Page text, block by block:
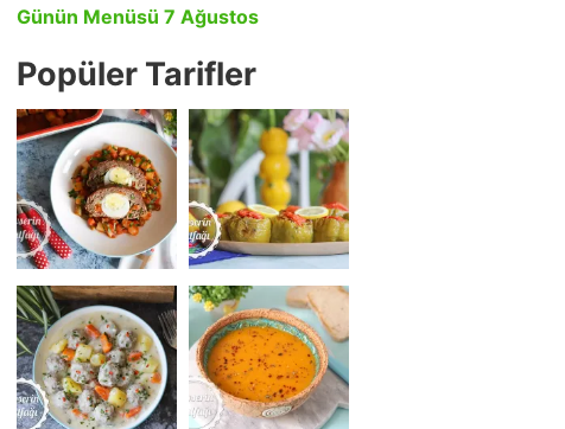
Günün Menüsü 7 Ağustos
Popüler Tarifler